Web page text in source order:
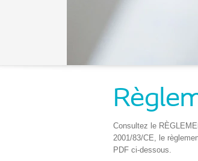
Consultez le
2001/83/CE, le
PDF ci-dessous.